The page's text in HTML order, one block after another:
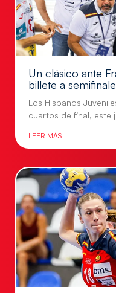
Un clásico ante
billete a
Los Hispanos
cuartos de final, este
LEER MÁS